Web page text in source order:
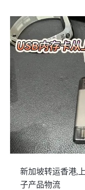
新加坡转运香港,
子产品物流